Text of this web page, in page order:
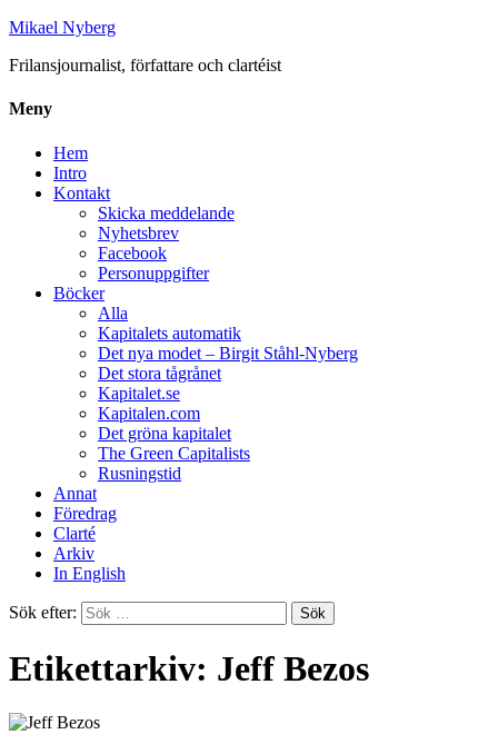
Mikael Nyberg
Frilansjournalist, författare och clartéist
Meny
Hem
Intro
Kontakt
Skicka meddelande
Nyhetsbrev
Facebook
Personuppgifter
Böcker
Alla
Kapitalets automatik
Det nya modet – Birgit Ståhl-Nyberg
Det stora tågrånet
Kapitalet.se
Kapitalen.com
Det gröna kapitalet
The Green Capitalists
Rusningstid
Annat
Föredrag
Clarté
Arkiv
In English
Sök efter:
Etikettarkiv: Jeff Bezos